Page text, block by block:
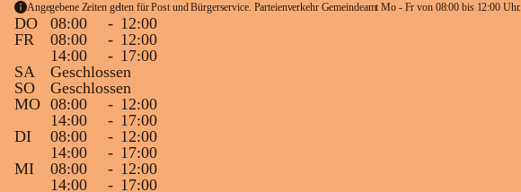
Angegebene Zeiten gelten für Post und Bürgerservice. Parteienverkehr Gemeindeamt Mo - Fr von 08:00 bis 12:00 Uhr.
DO 08:00 - 12:00
FR
08:00 - 12:00
14:00
- 17:00
SA
Geschlossen
SO
Geschlossen
MO 08:00 - 12:00
14:00
- 17:00
DI
08:00 - 12:00
14:00
- 17:00
MI
08:00 - 12:00
14:00
- 17:00